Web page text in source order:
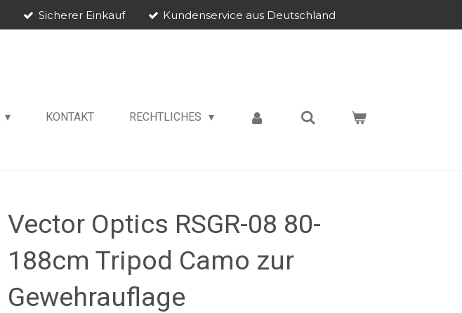
Sicherer Einkauf Kundenservice aus Deutschland
KONTAKT RECHTLICHES
Vector Optics RSGR-08 80-
188cm Tripod Camo zur
Gewehrauflage